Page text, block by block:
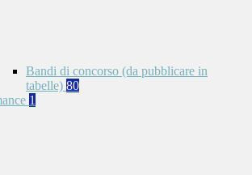
Bandi di concorso (da pubblicare in
tabelle) 80
1